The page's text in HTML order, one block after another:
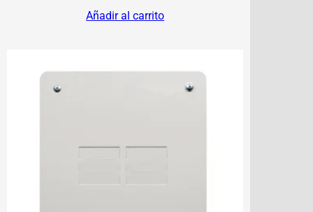
Añadir al carrito